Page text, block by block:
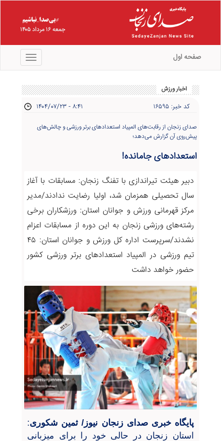
جمعه ۱۶ مرداد ۱۴۰۵
منو صفحه اول
اخبار ورزش
کد خبر: ۱۶۵۹۵ ۱۴۰۴/۰۷/۲۳ - ۸:۴۱
صدای زنجان از رقابت‌های المپیاد استعدادهای برتر ورزشی و چالش‌های
پیش‌روی آن گزارش می‌دهد؛
استعدادهای جامانده!
دبیر هیئت تیراندازی با تفنگ زنجان: مسابقات با آغاز
سال تحصیلی همزمان شد، اولیا رضایت ندادند/مدیر
مرکز قهرمانی ورزش و جوانان استان: ورزشکاران برخی
رشته‌های ورزشی زنجان به این دوره از مسابقات اعزام
نشدند/سرپرست اداره کل ورزش و جوانان استان: ۴۵
تیم ورزشی در المپیاد استعدادهای برتر ورزشی کشور
حضور خواهد داشت
پایگاه خبری صدای زنجان نیوز/ ثمین شکوری:
استان زنجان در حالی خود را برای میزبانی